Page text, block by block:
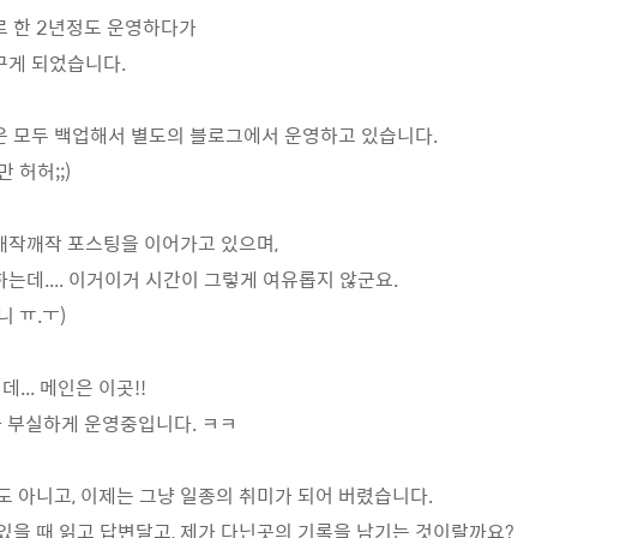
한 2년정도 운영하다가
되었습니다.
모두 백업해서 별도의 블로그에서 운영하고 있습니다.
허허;;)
깨작 포스팅을 이어가고 있으며,
데.... 이거이거 시간이 그렇게 여유롭지 않군요.
ㅠ.ㅜ)
... 메인은 이곳!!
실하게 운영중입니다. ㅋㅋ
아니고, 이제는 그냥 일종의 취미가 되어 버렸습니다.
을 때 읽고 답변달고, 제가 다닌곳의 기록을 남기는 것이랄까요?